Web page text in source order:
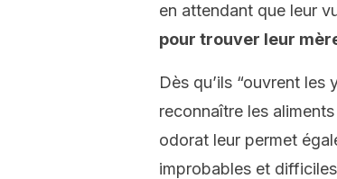
en attendant que leur
pour trouver leur
Dès qu’ils “ouvrent
reconnaître les
odorat leur permet
improbables et difficiles